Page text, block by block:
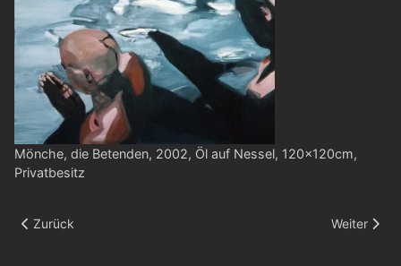
Mönche, die Betenden, 2002, Öl auf Nessel, 120x120cm,
Privatbesitz
Vorheriger Beitrag: Mönche II
Zurück Nächster
Weiter